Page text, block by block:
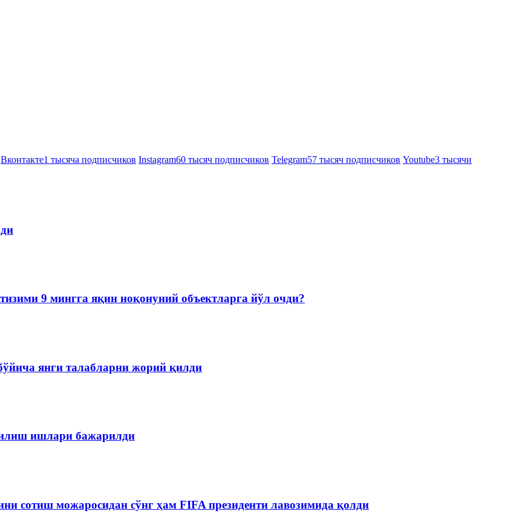
Вконтакте1 тысяча подписчиков Instagram60 тысяч подписчиков Telegram57 тысяч подписчиков Youtube3 тысячи
9 мингга яқин ноқонуний объектларга йўл очди?
янги талабларни жорий қилди
ишлари бажарилди
сотиш можаросидан сўнг ҳам FIFA президенти лавозимида қолди